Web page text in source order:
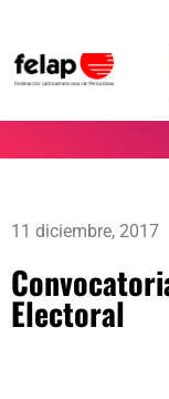
11 diciembre, 2017
Electoral